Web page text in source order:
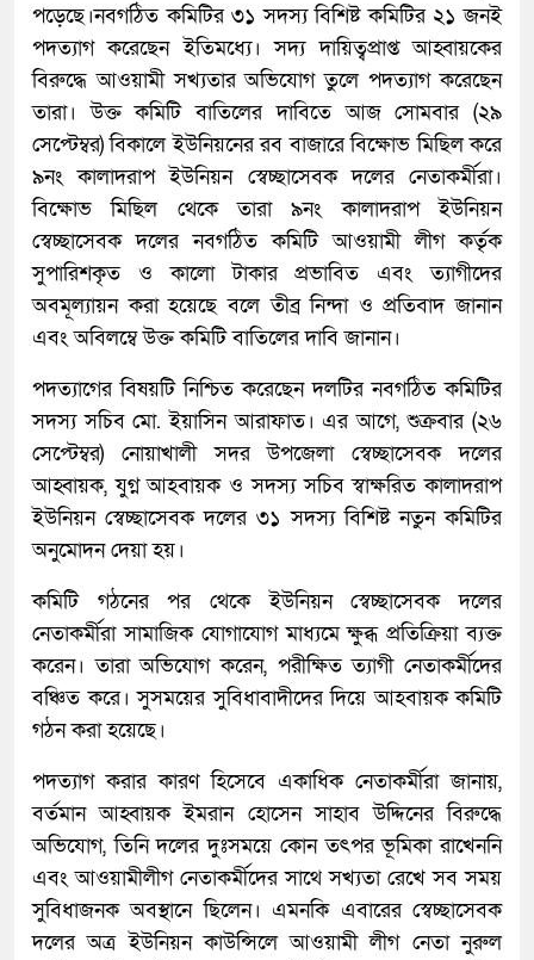
পড়েছে।নবগঠিত কমিটির ৩১ সদস্য বিশিষ্ট কমিটির ২১ জনই
পদত্যাগ করেছেন ইতিমধ্যে। সদ্য দায়িত্বপ্রাপ্ত আহ্বায়কের
বিরুদ্ধে আওয়ামী সখ্যতার অভিযোগ তুলে পদত্যাগ করেছেন
তারা। উক্ত কমিটি বাতিলের দাবিতে আজ সোমবার (২৯
সেপ্টেম্বর) বিকালে ইউনিয়নের রব বাজারে বিক্ষোভ মিছিল করে
৯নং কালাদরাপ ইউনিয়ন স্বেচ্ছাসেবক দলের নেতাকর্মীরা।
বিক্ষোভ মিছিল থেকে তারা ৯নং কালাদরাপ ইউনিয়ন
স্বেচ্ছাসেবক দলের নবগঠিত কমিটি আওয়ামী লীগ কর্তৃক
সুপারিশকৃত ও কালো টাকার প্রভাবিত এবং ত্যাগীদের
অবমূল্যায়ন করা হয়েছে বলে তীব্র নিন্দা ও প্রতিবাদ জানান
এবং অবিলম্বে উক্ত কমিটি বাতিলের দাবি জানান।
পদত্যাগের বিষয়টি নিশ্চিত করেছেন দলটির নবগঠিত কমিটির
সদস্য সচিব মো. ইয়াসিন আরাফাত। এর আগে, শুক্রবার (২৬
সেপ্টেম্বর) নোয়াখালী সদর উপজেলা স্বেচ্ছাসেবক দলের
আহ্বায়ক, যুগ্ন আহবায়ক ও সদস্য সচিব স্বাক্ষরিত কালাদরাপ
ইউনিয়ন স্বেচ্ছাসেবক দলের ৩১ সদস্য বিশিষ্ট নতুন কমিটির
অনুমোদন দেয়া হয়।
কমিটি গঠনের পর থেকে ইউনিয়ন স্বেচ্ছাসেবক দলের
নেতাকর্মীরা সামাজিক যোগাযোগ মাধ্যমে ক্ষুব্ধ প্রতিক্রিয়া ব্যক্ত
করেন। তারা অভিযোগ করেন, পরীক্ষিত ত্যাগী নেতাকর্মীদের
বঞ্চিত করে। সুসময়ের সুবিধাবাদীদের দিয়ে আহবায়ক কমিটি
গঠন করা হয়েছে।
পদত্যাগ করার কারণ হিসেবে একাধিক নেতাকর্মীরা জানায়,
বর্তমান আহ্বায়ক ইমরান হোসেন সাহাব উদ্দিনের বিরুদ্ধে
অভিযোগ, তিনি দলের দুঃসময়ে কোন তৎপর ভূমিকা রাখেননি
এবং আওয়ামীলীগ নেতাকর্মীদের সাথে সখ্যতা রেখে সব সময়
সুবিধাজনক অবস্থানে ছিলেন। এমনকি এবারের স্বেচ্ছাসেবক
দলের অত্র ইউনিয়ন কাউন্সিলে আওয়ামী লীগ নেতা নুরুল